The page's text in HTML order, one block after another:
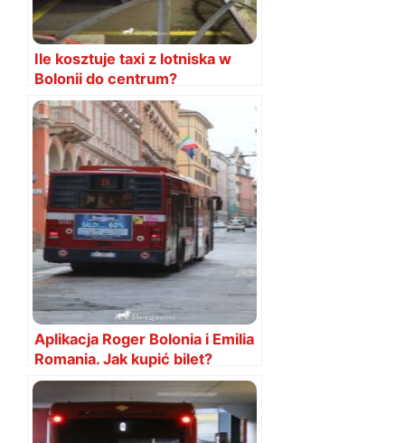
Ile kosztuje taxi z lotniska w
Bolonii do centrum?
Aplikacja Roger Bolonia i Emilia
Romania. Jak kupić bilet?